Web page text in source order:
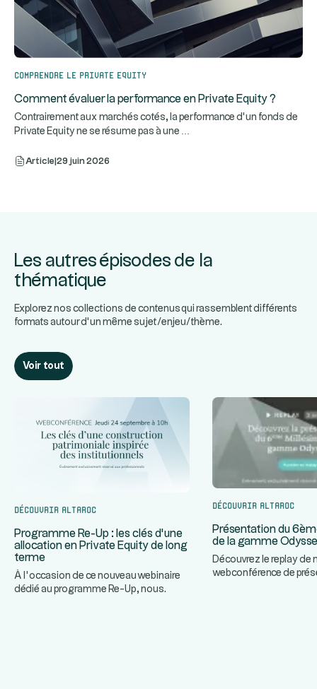
Comprendre le Private Equity
Comment évaluer la performance en Private Equity ?
Contrairement aux marchés cotés, la performance d’un fonds de
Private Equity ne se résume pas à une
Article 29 juin 2026
Les autres épisodes de la
thématique
Explorez nos collections de contenus qui rassemblent différents
formats autour d’un même sujet/enjeu/thème.
Voir tout
Découvrir Altaroc
Programme Re-Up : les clés d’une
allocation en Private Equity de long
terme
À l’occasion de ce nouveau webinaire
dédié au programme Re-Up, nous
Découvrir Altaroc
Présentation du
de la gamme
Découvrez le replay de
webconférence de